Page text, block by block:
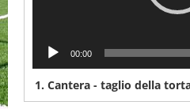
00:00
1. Cantera - taglio della